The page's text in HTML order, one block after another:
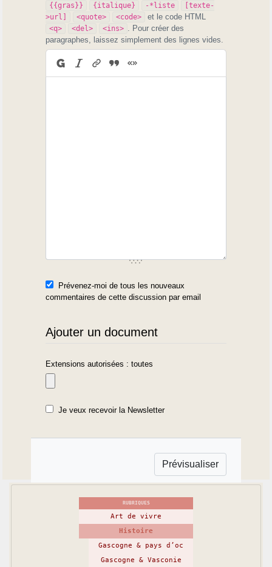
{{gras}} {italique} -*liste
[texte-
>url]
<quote> <code> et le code HTML
<q> <del> <ins>
. Pour créer des
paragraphes, laissez simplement des lignes vides.
Prévenez-moi de tous les nouveaux
commentaires de cette discussion par email
Ajouter un document
Extensions autorisées : toutes
Je veux recevoir la Newsletter
RUBRIQUES
Art de vivre
Histoire
Gascogne & pays d’oc
Gascogne & Vasconie